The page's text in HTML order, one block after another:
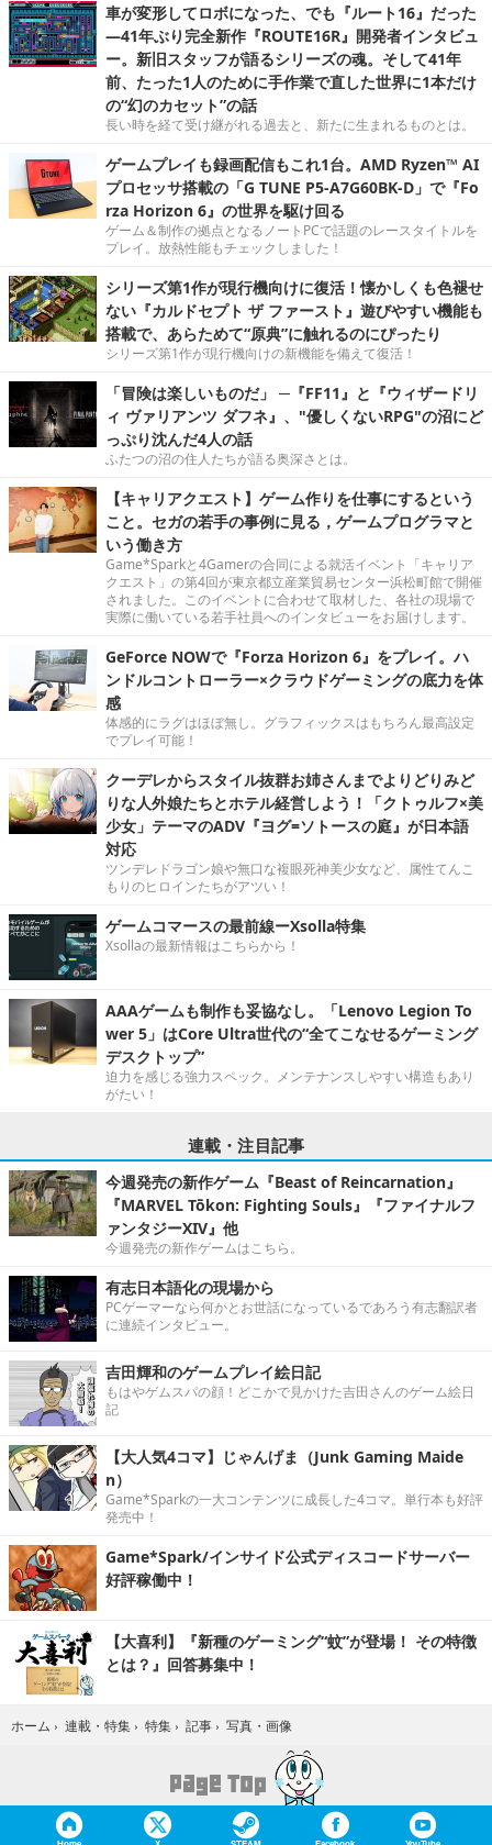
車が変形してロボになった、でも『ルート16』だった
―41年ぶり完全新作『ROUTE16R』開発者インタビュ
ー。新旧スタッフが語るシリーズの魂。そして41年
前、たった1人のために手作業で直した世界に1本だけ
の“幻のカセット”の話
長い時を経て受け継がれる過去と、新たに生まれるものとは。
ゲームプレイも録画配信もこれ1台。AMD Ryzen™ AI
プロセッサ搭載の「G TUNE P5-A7G60BK-D」で『Fo
rza Horizon 6』の世界を駆け回る
ゲーム＆制作の拠点となるノートPCで話題のレースタイトルを
プレイ。放熱性能もチェックしました！
シリーズ第1作が現行機向けに復活！懐かしくも色褪せ
ない『カルドセプト ザ ファースト』遊びやすい機能も
搭載で、あらためて“原典”に触れるのにぴったり
シリーズ第1作が現行機向けの新機能を備えて復活！
「冒険は楽しいものだ」 ─『FF11』と『ウィザードリ
ィ ヴァリアンツ ダフネ』、"優しくないRPG"の沼にど
っぷり沈んだ4人の話
ふたつの沼の住人たちが語る奥深さとは。
【キャリアクエスト】ゲーム作りを仕事にするという
こと。セガの若手の事例に見る，ゲームプログラマと
いう働き方
Game*Sparkと4Gamerの合同による就活イベント「キャリア
クエスト」の第4回が東京都立産業貿易センター浜松町館で開催
されました。このイベントに合わせて取材した、各社の現場で
実際に働いている若手社員へのインタビューをお届けします。
GeForce NOWで『Forza Horizon 6』をプレイ。ハ
ンドルコントローラー×クラウドゲーミングの底力を体
感
体感的にラグはほぼ無し。グラフィックスはもちろん最高設定
でプレイ可能！
クーデレからスタイル抜群お姉さんまでよりどりみど
りな人外娘たちとホテル経営しよう！「クトゥルフ×美
少女」テーマのADV『ヨグ=ソトースの庭』が日本語
対応
ツンデレドラゴン娘や無口な複眼死神美少女など、属性てんこ
もりのヒロインたちがアツい！
ゲームコマースの最前線ーXsolla特集
Xsollaの最新情報はこちらから！
AAAゲームも制作も妥協なし。「Lenovo Legion To
wer 5」はCore Ultra世代の“全てこなせるゲーミング
デスクトップ”
迫力を感じる強力スペック。メンテナンスしやすい構造もあり
がたい！
連載・注目記事
今週発売の新作ゲーム『Beast of Reincarnation』
『MARVEL Tōkon: Fighting Souls』『ファイナルフ
ァンタジーXIV』他
今週発売の新作ゲームはこちら。
有志日本語化の現場から
PCゲーマーなら何かとお世話になっているであろう有志翻訳者
に連続インタビュー。
吉田輝和のゲームプレイ絵日記
もはやゲムスパの顔！どこかで見かけた吉田さんのゲーム絵日
記
【大人気4コマ】じゃんげま（Junk Gaming Maide
n）
Game*Sparkの一大コンテンツに成長した4コマ。単行本も好評
発売中！
Game*Spark/インサイド公式ディスコードサーバー
好評稼働中！
【大喜利】『新種のゲーミング“蚊”が登場！ その特徴
とは？』回答募集中！
ホーム › 連載・特集 › 特集 › 記事 › 写真・画像